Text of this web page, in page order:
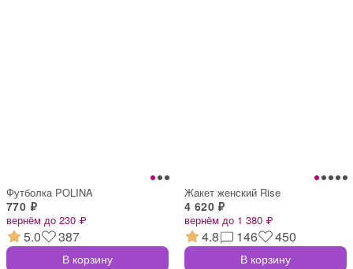
Футболка POLINA
770 ₽
вернём до 230 ₽
5.0 387
В корзину
Жакет женский Rise
4 620 ₽
вернём до 1 380 ₽
4.8 146 450
В корзину